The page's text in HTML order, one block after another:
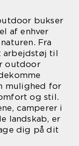
bukser
af enhver
Fra
arbejdstøj til
outdoor
mulighed for
og stil.
camperer i
landskab, er
dig på dit